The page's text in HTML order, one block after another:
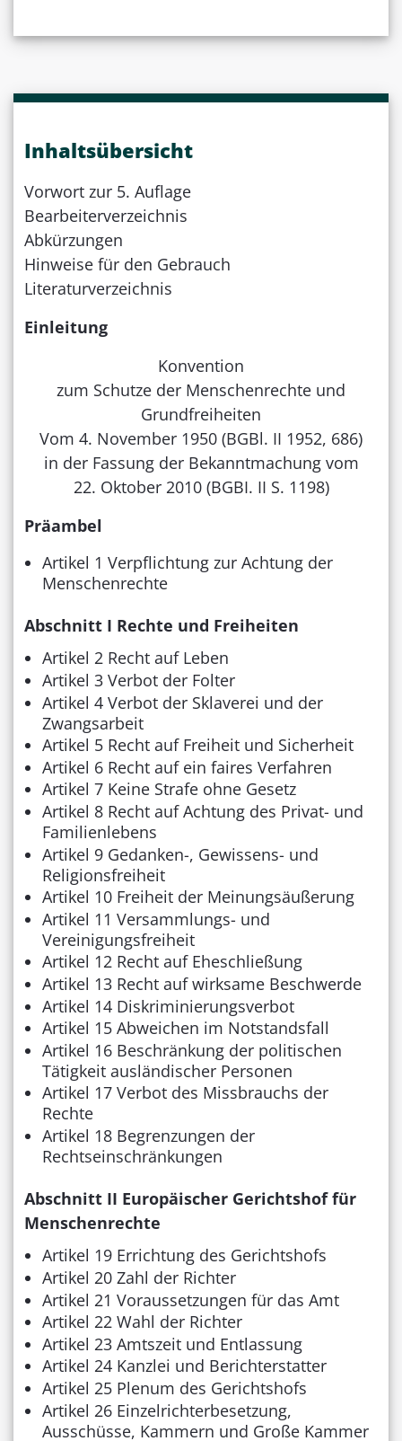
Inhaltsübersicht
Vorwort zur 5. Auflage
Bearbeiterverzeichnis
Abkürzungen
Hinweise für den Gebrauch
Literaturverzeichnis
Einleitung
Konvention
zum Schutze der Menschenrechte und
Grundfreiheiten
Vom 4. November 1950 (BGBl. II 1952, 686)
in der Fassung der Bekanntmachung vom
22. Oktober 2010 (BGBI. II S. 1198)
Präambel
Artikel 1 Verpflichtung zur Achtung der
Menschenrechte
Abschnitt I Rechte und Freiheiten
Artikel 2 Recht auf Leben
Artikel 3 Verbot der Folter
Artikel 4 Verbot der Sklaverei und der
Zwangsarbeit
Artikel 5 Recht auf Freiheit und Sicherheit
Artikel 6 Recht auf ein faires Verfahren
Artikel 7 Keine Strafe ohne Gesetz
Artikel 8 Recht auf Achtung des Privat- und
Familienlebens
Artikel 9 Gedanken-, Gewissens- und
Religionsfreiheit
Artikel 10 Freiheit der Meinungsäußerung
Artikel 11 Versammlungs- und
Vereinigungsfreiheit
Artikel 12 Recht auf Eheschließung
Artikel 13 Recht auf wirksame Beschwerde
Artikel 14 Diskriminierungsverbot
Artikel 15 Abweichen im Notstandsfall
Artikel 16 Beschränkung der politischen
Tätigkeit ausländischer Personen
Artikel 17 Verbot des Missbrauchs der
Rechte
Artikel 18 Begrenzungen der
Rechtseinschränkungen
Abschnitt II Europäischer Gerichtshof für
Menschenrechte
Artikel 19 Errichtung des Gerichtshofs
Artikel 20 Zahl der Richter
Artikel 21 Voraussetzungen für das Amt
Artikel 22 Wahl der Richter
Artikel 23 Amtszeit und Entlassung
Artikel 24 Kanzlei und Berichterstatter
Artikel 25 Plenum des Gerichtshofs
Artikel 26 Einzelrichterbesetzung,
Ausschüsse, Kammern und Große Kammer